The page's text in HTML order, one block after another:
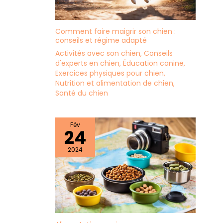
Comment faire maigrir son chien :
conseils et régime adapté
Activités avec son chien, Conseils
d'experts en chien, Éducation canine,
Exercices physiques pour chien,
Nutrition et alimentation de chien,
Santé du chien
Fév
24
2024